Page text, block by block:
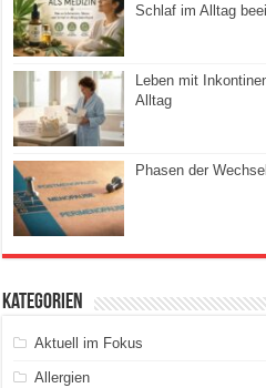
Schlaf im Alltag
Leben mit
Alltag
Phasen der
Kategorien
Aktuell im Fokus
Allergien